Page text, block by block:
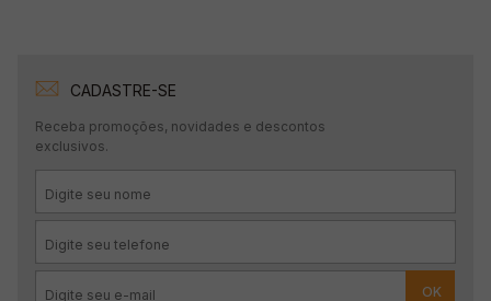
CADASTRE-SE
Receba promoções, novidades e descontos
exclusivos.
OK